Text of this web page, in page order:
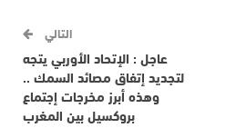
التالي
عاجل : الإتحاد الأوربي يتجه
لتجديد إتفاق مصائد السمك ..
وهذه أبرز مخرجات إجتماع
بروكسيل بين المغرب